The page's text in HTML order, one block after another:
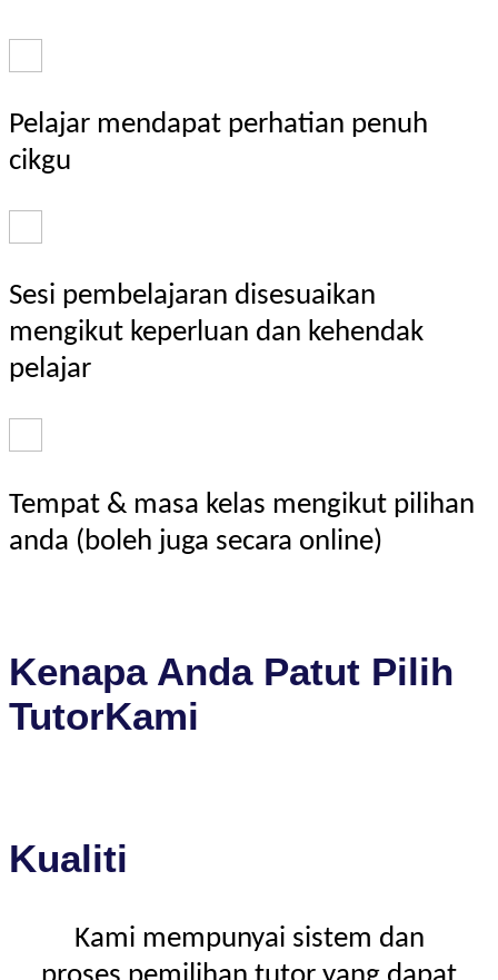
Pelajar mendapat perhatian penuh
cikgu
Sesi pembelajaran disesuaikan
mengikut keperluan dan kehendak
pelajar
Tempat & masa kelas mengikut pilihan
anda (boleh juga secara online)
Kenapa Anda Patut Pilih
TutorKami
Kualiti
Kami mempunyai sistem dan